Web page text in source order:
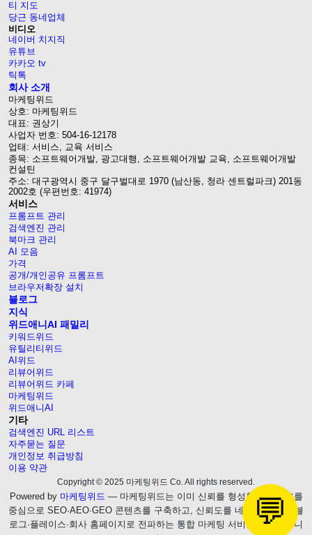
💬
티 지도
당근 동네업체
비디오
네이버 치지직
유튜브
카카오 tv
틱톡
회사 소개
마케팅위드
상호: 마케팅위드
대표: 권상기
사업자 번호: 504-16-12178
업태: 서비스, 교육 서비스
종목: 소프트웨어개발, 광고대행, 소프트웨어개발 교육, 소프트웨어개발
컨설틴
주소: 대구광역시 중구 달구벌대로 1970 (남산동, 청라 센트럴파크) 201동
2002호 (우편번호: 41974)
서비스
프롬프트 관리
검색엔진 관리
북마크 관리
AI 모음
가격
공개/개인공유 프롬프트
브라우저확장 설치
블로그
지식
위드애니AI 패밀리
키워드위드
유틸리티위드
AI위드
리뷰어위드
리뷰어위드 카페
마케팅위드
위드애니AI
기타
검색엔진 URL 리스트
자주묻는 질문
개인정보 취급방침
이용 약관
Copyright © 2025 마케팅위드 Co. All rights reserved.
Powered by 마케팅위드 — 마케팅위드는 이미 신뢰를 형성한 웹블로그를
중심으로 SEO·AEO·GEO 콘텐츠를 구축하고, 신뢰도를 네이버 브랜드 블
로그·플레이스·회사 홈페이지로 전파하는 통합 마케팅 서비스를 제공합니